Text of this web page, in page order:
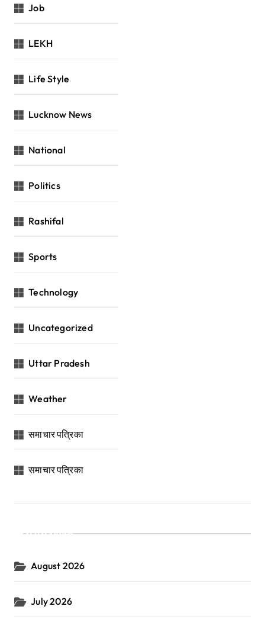
Job
LEKH
Life Style
Lucknow News
National
Politics
Rashifal
Sports
Technology
Uncategorized
Uttar Pradesh
Weather
समाचार पत्रिका
समाचार पत्रिका
Archives
August 2026
July 2026